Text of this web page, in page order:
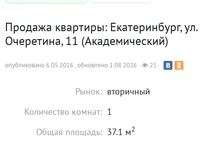
Продажа квартиры: Екатеринбург, ул.
Очеретина, 11 (Академический)
опубликовано 6.05.2026 , обновлено 1.08.2026 25
Рынок: вторичный
Количество комнат: 1
Общая площадь: 37.1 м2